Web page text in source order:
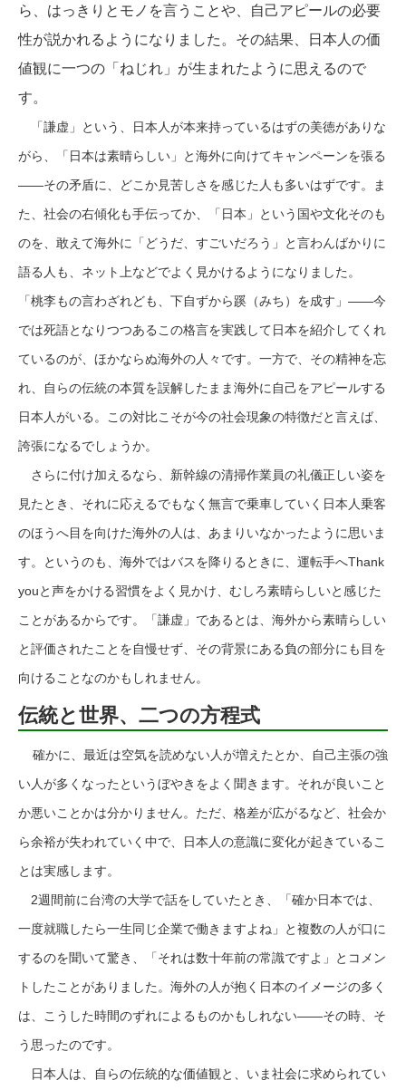
ら、はっきりとモノを言うことや、自己アピールの必要
性が説かれるようになりました。その結果、日本人の価
値観に一つの「ねじれ」が生まれたように思えるので
す。
「謙虚」という、日本人が本来持っているはずの美徳がありな
がら、「日本は素晴らしい」と海外に向けてキャンペーンを張る
——その矛盾に、どこか見苦しさを感じた人も多いはずです。ま
た、社会の右傾化も手伝ってか、「日本」という国や文化そのも
のを、敢えて海外に「どうだ、すごいだろう」と言わんばかりに
語る人も、ネット上などでよく見かけるようになりました。
「桃李もの言わざれども、下自ずから蹊（みち）を成す」——今
では死語となりつつあるこの格言を実践して日本を紹介してくれ
ているのが、ほかならぬ海外の人々です。一方で、その精神を忘
れ、自らの伝統の本質を誤解したまま海外に自己をアピールする
日本人がいる。この対比こそが今の社会現象の特徴だと言えば、
誇張になるでしょうか。
さらに付け加えるなら、新幹線の清掃作業員の礼儀正しい姿を
見たとき、それに応えるでもなく無言で乗車していく日本人乗客
のほうへ目を向けた海外の人は、あまりいなかったように思いま
す。というのも、海外ではバスを降りるときに、運転手へThank
youと声をかける習慣をよく見かけ、むしろ素晴らしいと感じた
ことがあるからです。「謙虚」であるとは、海外から素晴らしい
と評価されたことを自慢せず、その背景にある負の部分にも目を
向けることなのかもしれません。
伝統と世界、二つの方程式
確かに、最近は空気を読めない人が増えたとか、自己主張の強
い人が多くなったというぼやきをよく聞きます。それが良いこと
か悪いことかは分かりません。ただ、格差が広がるなど、社会か
ら余裕が失われていく中で、日本人の意識に変化が起きているこ
とは実感します。
2週間前に台湾の大学で話をしていたとき、「確か日本では、
一度就職したら一生同じ企業で働きますよね」と複数の人が口に
するのを聞いて驚き、「それは数十年前の常識ですよ」とコメン
トしたことがありました。海外の人が抱く日本のイメージの多く
は、こうした時間のずれによるものかもしれない——その時、そ
う思ったのです。
日本人は、自らの伝統的な価値観と、いま社会に求められてい